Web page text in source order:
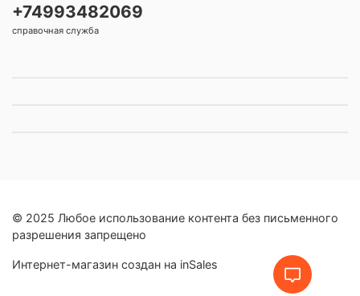
+74993482069
справочная служба
© 2025 Любое использование контента без письменного
разрешения запрещено
Интернет-магазин создан на inSales